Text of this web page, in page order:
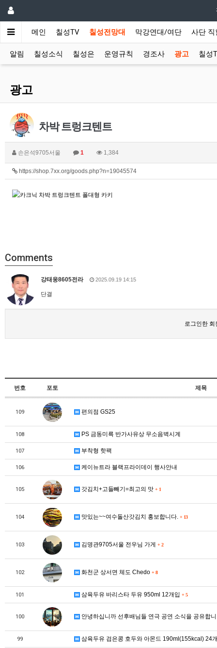
메인 칠성TV 칠성전망대 막강연대/여단 사단 직
알림 칠성소식 칠성은 운영규칙 경조사 광고 칠성
광고
차박 트렁크텐트
손은석9705서울 1 1,384
https://shop.7xx.org/goods.php?n=19045574
Comments
강태웅8605전라 2025.09.19 14:15
단결
로그인한 회
번호 포토 제목
109 편의점 GS25
108 PS 금동미륵 반가사유상 무소음벽시계
107 부착형 핫팩
106 케이뉴트라 블랙프라이데이 행사안내
105 갓김치+고들빼기=최고의 맛 + 1
104 맛있는~~여수돌산갓김치 홍보합니다. + 13
103 김명관9705서울 전우님 가게 + 2
102 화천군 상서면 체도 Chedo + 8
101 삼육두유 바리스타 두유 950ml 12개입 + 5
100 안녕하십니까 선후배님들 연극 공연 소식을 공유합
99 삼육두유 검은콩 호두와 아몬드 190ml(155kcal) 24